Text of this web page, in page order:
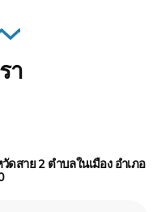
า
สาย 2 ตําบลในเมือง อําเภอ